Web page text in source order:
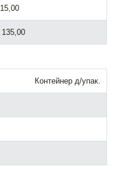
15,00
135,00
Контейнер д/упак.